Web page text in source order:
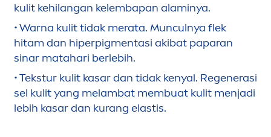
kulit kehilangan kelembapan alaminya.
• Warna kulit tidak merata. Munculnya flek
hitam dan hiperpigmentasi akibat paparan
sinar matahari berlebih.
• Tekstur kulit kasar dan tidak kenyal. Regenerasi
sel kulit yang melambat membuat kulit menjadi
lebih kasar dan kurang elastis.